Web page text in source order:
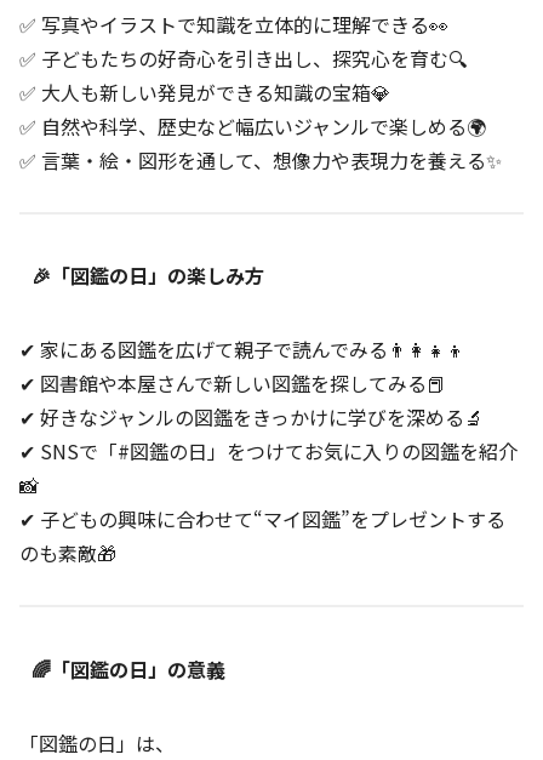
✅ 写真やイラストで知識を立体的に理解できる👀
✅ 子どもたちの好奇心を引き出し、探究心を育む🔍
✅ 大人も新しい発見ができる知識の宝箱💎
✅ 自然や科学、歴史など幅広いジャンルで楽しめる🌍
✅ 言葉・絵・図形を通して、想像力や表現力を養える✨
🎉「図鑑の日」の楽しみ方
✔ 家にある図鑑を広げて親子で読んでみる👨‍👩‍👧‍👦
✔ 図書館や本屋さんで新しい図鑑を探してみる📕
✔ 好きなジャンルの図鑑をきっかけに学びを深める🔬
✔ SNSで「#図鑑の日」をつけてお気に入りの図鑑を紹介
📸
✔ 子どもの興味に合わせて“マイ図鑑”をプレゼントする
のも素敵🎁
🌈「図鑑の日」の意義
「図鑑の日」は、